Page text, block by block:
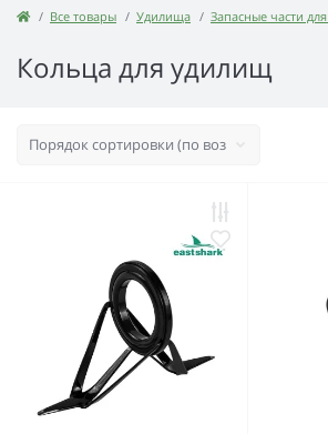
Все товары Удилища Запасные части
Кольца для удилищ